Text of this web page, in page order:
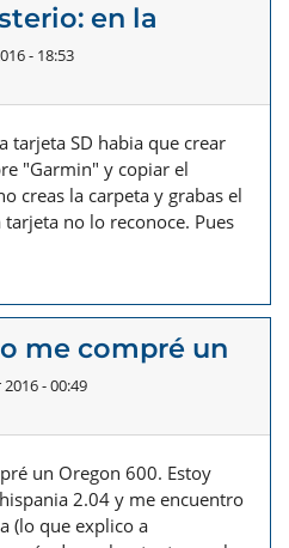
en la
- 18:53
tarjeta SD habia que crear
"Garmin" y copiar el
creas la carpeta y grabas el
no lo reconoce. Pues
me compré un
- 00:49
un Oregon 600. Estoy
2.04 y me encuentro
(lo que explico a